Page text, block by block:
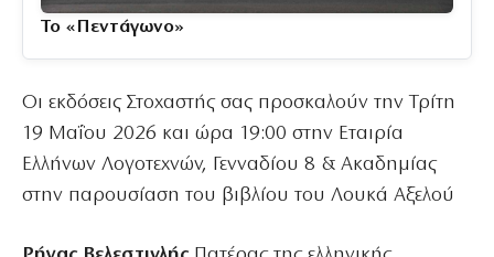
Το «Πεντάγωνο»
Οι εκδόσεις Στοχαστής σας προσκαλούν την Τρίτη
19 Μαΐου 2026 και ώρα 19:00 στην Εταιρία
Ελλήνων Λογοτεχνών, Γενναδίου 8 & Ακαδημίας
στην παρουσίαση του βιβλίου του Λουκά Αξελού